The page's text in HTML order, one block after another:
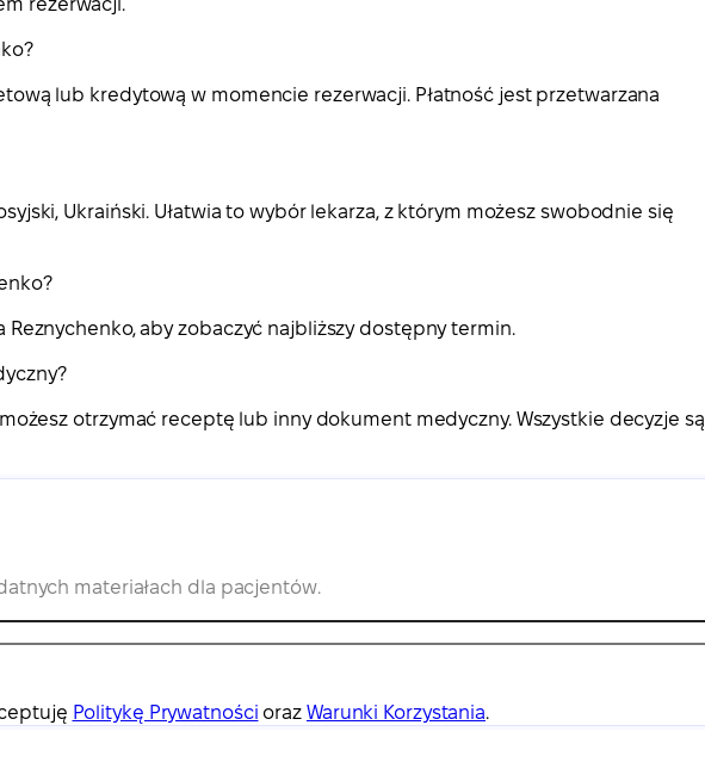
lub kredytową w momencie rezerwacji. Płatność jest przetwarzana
Ukraiński. Ułatwia to wybór lekarza, z którym możesz swobodnie się
aby zobaczyć najbliższy dostępny termin.
otrzymać receptę lub inny dokument medyczny. Wszystkie decyzje są
materiałach dla pacjentów.
Politykę Prywatności oraz Warunki Korzystania.